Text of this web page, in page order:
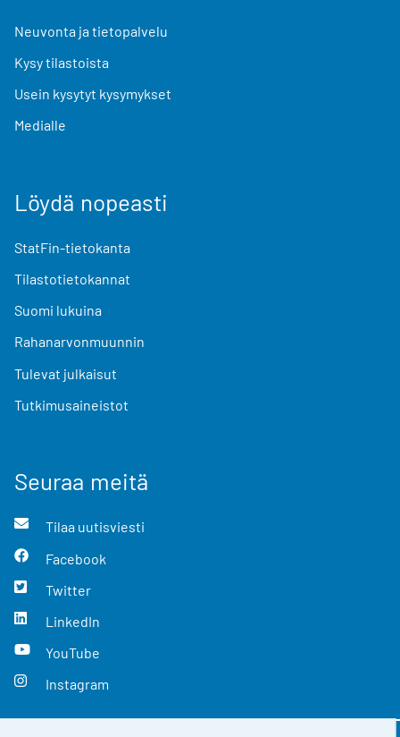
Neuvonta ja tietopalvelu
Kysy tilastoista
Usein kysytyt kysymykset
Medialle
Löydä nopeasti
StatFin-tietokanta
Tilastotietokannat
Suomi lukuina
Rahanarvonmuunnin
Tulevat julkaisut
Tutkimusaineistot
Seuraa meitä
Tilaa uutisviesti
Facebook
Twitter
LinkedIn
YouTube
Instagram